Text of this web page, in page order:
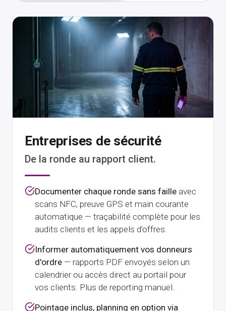
Entreprises de sécurité
De la ronde au rapport client.
Documenter chaque ronde sans faille avec
scans NFC, preuve GPS et main courante
automatique — traçabilité complète pour les
audits clients et les appels d'offres.
Informer automatiquement vos donneurs
d'ordre — rapports PDF envoyés selon un
calendrier ou accès direct au portail pour
vos clients. Plus de reporting manuel.
Pointage inclus, planning en option via